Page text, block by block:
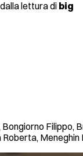
lettura di big